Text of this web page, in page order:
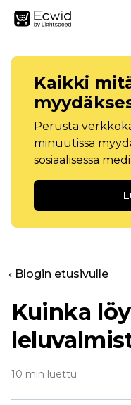
Kaikki
Perusta
minuutissa
sosiaalisessa
‹ Blogin etusivulle
Kuinka
10 min luettu